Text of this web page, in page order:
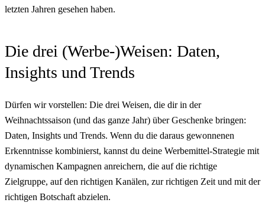
letzten Jahren gesehen haben.
Die drei (Werbe-)Weisen: Daten,
Insights und Trends
Dürfen wir vorstellen: Die drei Weisen, die dir in der
Weihnachtssaison (und das ganze Jahr) über Geschenke bringen:
Daten, Insights und Trends. Wenn du die daraus gewonnenen
Erkenntnisse kombinierst, kannst du deine Werbemittel-Strategie mit
dynamischen Kampagnen anreichern, die auf die richtige
Zielgruppe, auf den richtigen Kanälen, zur richtigen Zeit und mit der
richtigen Botschaft abzielen.